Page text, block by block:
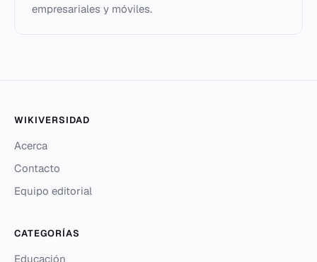
empresariales y móviles.
WIKIVERSIDAD
Acerca
Contacto
Equipo editorial
CATEGORÍAS
Educación